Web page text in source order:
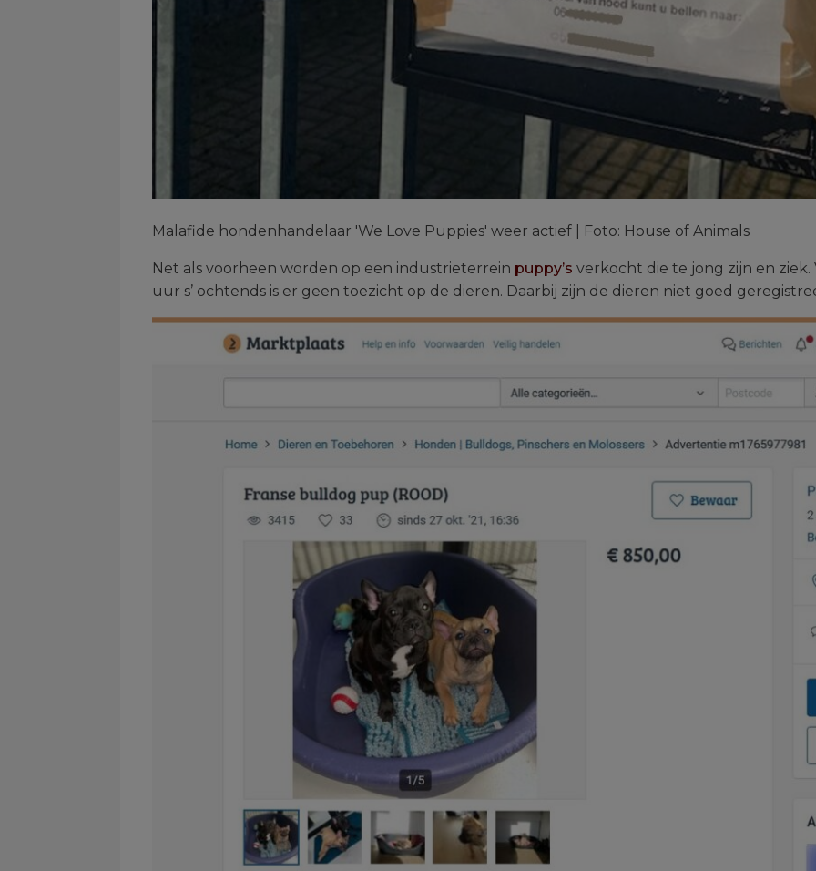
Malafide hondenhandelaar 'We Love Puppies' weer actief | Foto: House of Animals
Net als voorheen worden op een industrieterrein puppy’s verkocht die te jong zijn en ziek.
uur s’ ochtends is er geen toezicht op de dieren. Daarbij zijn de dieren niet goed